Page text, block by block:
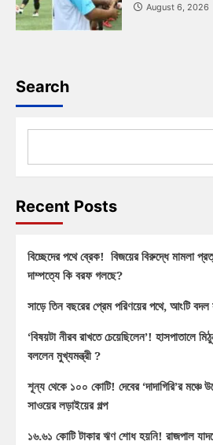
August 6, 2026
Search
Recent Posts
বিচ্ছেদের পথে ব্রেক! বিজয়ের বিরুদ্ধে মামলা
দাম্পত্যে কি বরফ গলছে?
সাড়ে তিন বছরের প্রেম পরিণয়ের পথে, আংটি
‘বিষয়টা নীরব রাখতে চেয়েছিলেন’! হাসপাতালে
বললেন মুখ্যমন্ত্রী ?
শূন্য থেকে ১০০ কোটি! দেবের ‘দাদাগিরি’র মঞ্চে
সাওয়ের লড়াইয়ের গল্প
১৬.৬১ কোটি টাকার ঋণ শোধ হয়নি! রাজপাল